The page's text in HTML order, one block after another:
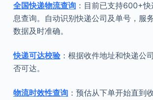
全国快递物流查询：目前已支持600+快
息查询。自动识别快递公司及单号，服
数据及时准确。
快递可达校验：根据收件地址和快递公
否可达。
物流时效性查询：预估从下单开始直到